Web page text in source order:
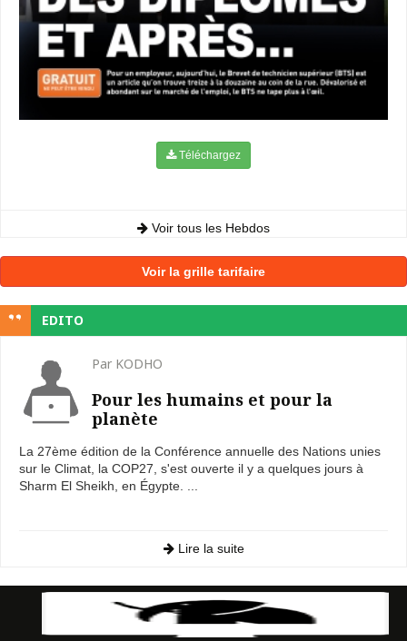
Téléchargez
Voir tous les Hebdos
Voir la grille tarifaire
EDITO
Par KODHO
Pour les humains et pour la
planète
La 27ème édition de la Conférence annuelle des Nations unies
sur le Climat, la COP27, s'est ouverte il y a quelques jours à
Sharm El Sheikh, en Égypte. ...
Lire la suite